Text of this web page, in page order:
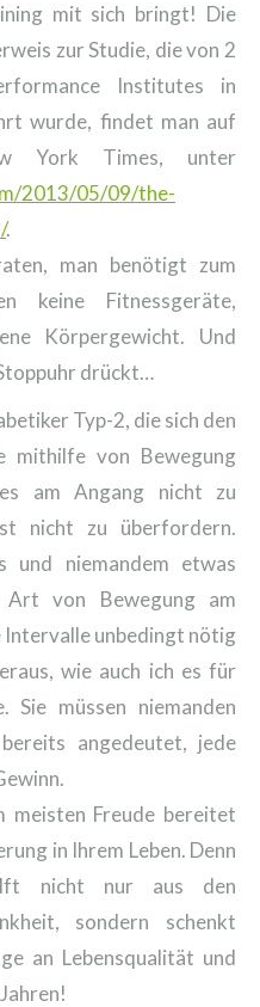
mit sich bringt! Die
zur Studie, die von 2
Institutes in
wurde, findet man auf
York Times, unter
2013/05/09/the-
.
man benötigt zum
keine Fitnessgeräte,
Körpergewicht. Und
drückt…
Typ-2, die sich den
mithilfe von Bewegung
am Angang nicht zu
nicht zu überfordern.
und niemandem etwas
Art von Bewegung am
Intervalle unbedingt nötig
wie auch ich es für
Sie müssen niemanden
angedeutet, jede
meisten Freude bereitet
in Ihrem Leben. Denn
nicht nur aus den
sondern schenkt
an Lebensqualität und